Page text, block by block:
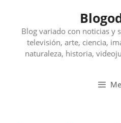
contenidoBlog variado con noticias y
televisión, arte, ciencia,
naturaleza, historia,